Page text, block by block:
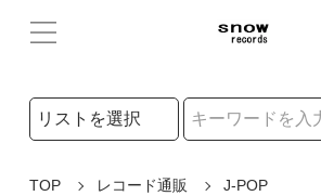
検索リストの選択
TOP レコード通販
J-POP